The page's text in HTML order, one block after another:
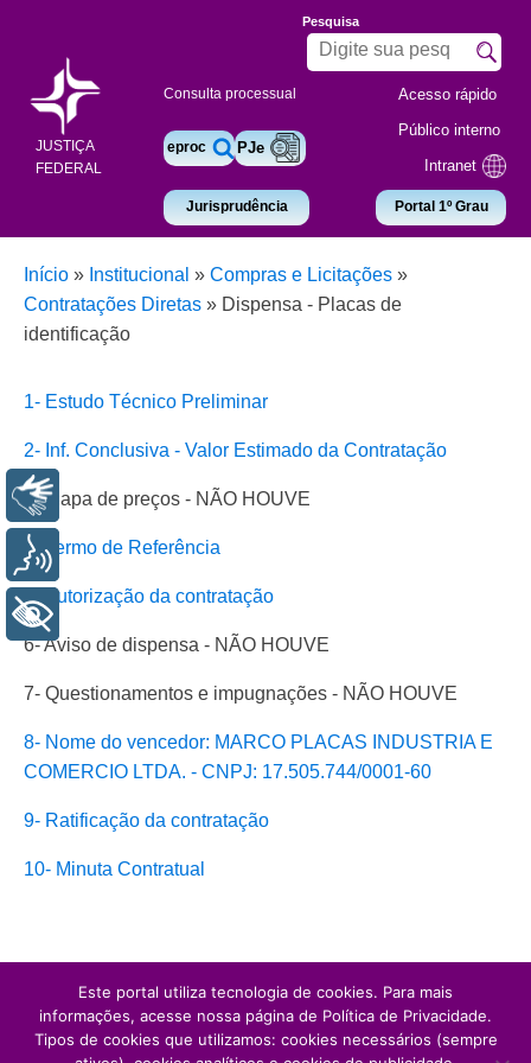
JUSTIÇA
FEDERAL
Consulta processual
eproc PJe
Jurisprudência
Pesquisa
Acesso rápido
Público interno
Intranet
Portal 1º Grau
Início » Institucional » Compras e Licitações »
Contratações Diretas » Dispensa - Placas de
identificação
1- Estudo Técnico Preliminar
2- Inf. Conclusiva - Valor Estimado da Contratação
3- Mapa de preços - NÃO HOUVE
4- Termo de Referência
5- Autorização da contratação
6- Aviso de dispensa - NÃO HOUVE
7- Questionamentos e impugnações - NÃO HOUVE
8- Nome do vencedor: MARCO PLACAS INDUSTRIA E
COMERCIO LTDA. - CNPJ: 17.505.744/0001-60
9- Ratificação da contratação
10- Minuta Contratual
Este portal utiliza tecnologia de cookies. Para mais
informações, acesse nossa página de Política de Privacidade.
Tipos de cookies que utilizamos: cookies necessários (sempre
Libras
Voz
+ Acessibilidade